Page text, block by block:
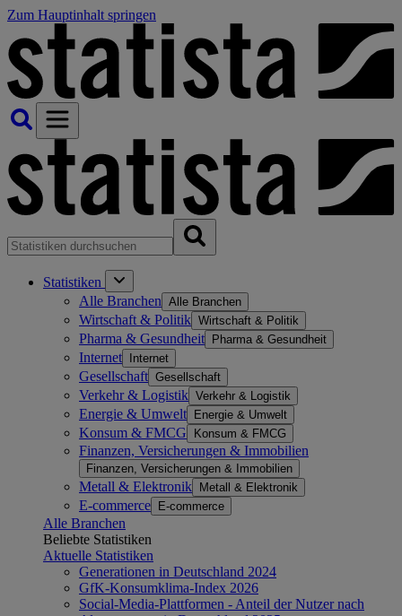
Zum Hauptinhalt springen
Statistiken
Alle Branchen Alle Branchen
Wirtschaft & Politik Wirtschaft & Politik
Pharma & Gesundheit Pharma & Gesundheit
Internet Internet
Gesellschaft Gesellschaft
Verkehr & Logistik Verkehr & Logistik
Energie & Umwelt Energie & Umwelt
Konsum & FMCG Konsum & FMCG
Finanzen, Versicherungen & Immobilien
Finanzen, Versicherungen & Immobilien
Metall & Elektronik Metall & Elektronik
E-commerce E-commerce
Alle Branchen
Beliebte Statistiken
Aktuelle Statistiken
Generationen in Deutschland 2024
GfK-Konsumklima-Index 2026
Social-Media-Plattformen - Anteil der Nutzer nach